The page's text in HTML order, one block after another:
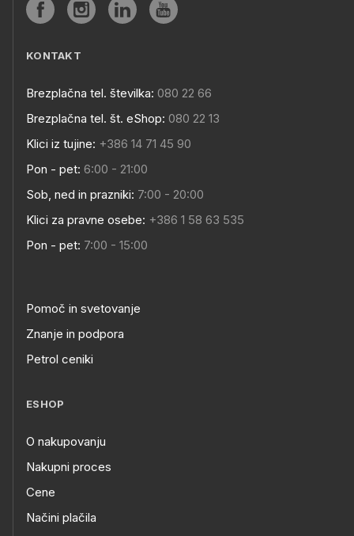
KONTAKT
Brezplačna tel. številka: 080 22 66
Brezplačna tel. št. eShop: 080 22 13
Klici iz tujine: +386 14 71 45 90
Pon - pet: 6:00 - 21:00
Sob, ned in prazniki: 7:00 - 20:00
Klici za pravne osebe: +386 1 58 63 535
Pon - pet: 7:00 - 15:00
Pomoč in svetovanje
Znanje in podpora
Petrol ceniki
ESHOP
O nakupovanju
Nakupni proces
Cene
Načini plačila